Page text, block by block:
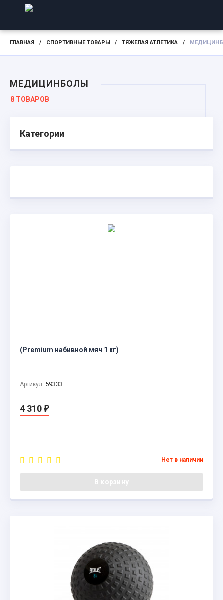
ГЛАВНАЯ / СПОРТИВНЫЕ ТОВАРЫ / ТЯЖЕЛАЯ АТЛЕТИКА /
МЕДИЦИНБОЛЫ
8 ТОВАРОВ
Категории
(Premium набивной мяч 1 кг)
Артикул: 59333
4 310 ₽
Нет в наличии
В корзину